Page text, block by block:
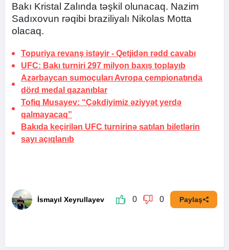
Bakı Kristal Zalında təşkil olunacaq. Nazim
Sadıxovun rəqibi braziliyalı Nikolas Motta
olacaq.
Topuriya revanş istəyir - Qetjidən rədd cavabı
UFC: Bakı turniri 297 milyon baxış toplayıb
Azərbaycan sumoçuları Avropa çempionatında
dörd medal qazanıblar
Tofiq Musayev: “Çəkdiyimiz əziyyət yerdə
qalmayacaq”
Bakıda keçirilən UFC turnirinə satılan biletlərin
sayı açıqlanıb
İsmayıl Xeyrullayev 0 0 Paylaş